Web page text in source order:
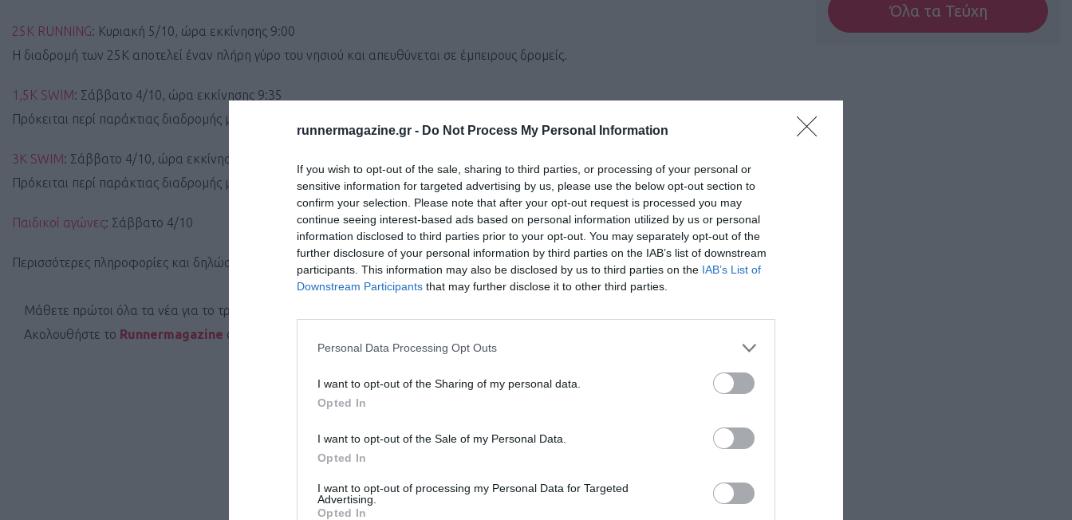
runnermagazine.gr - Do Not Process My Personal Information
If you wish to opt-out of the sale, sharing to third parties, or processing of your personal or
sensitive information for targeted advertising by us, please use the below opt-out section to
confirm your selection. Please note that after your opt-out request is processed you may
continue seeing interest-based ads based on personal information utilized by us or personal
information disclosed to third parties prior to your opt-out. You may separately opt-out of the
further disclosure of your personal information by third parties on the IAB’s list of downstream
participants. This information may also be disclosed by us to third parties on the IAB’s List of
Downstream Participants that may further disclose it to other third parties.
Personal Data Processing Opt Outs
I want to opt-out of the Sharing of my personal data.
Opted In
I want to opt-out of the Sale of my Personal Data.
Opted In
I want to opt-out of processing my Personal Data for Targeted
Advertising.
Opted In
25K RUNNING: Kυριακή 5/10, ώρα εκκίνησης 9:00
Η διαδρομή των 25Κ αποτελεί έναν πλήρη γύρο του νησιού και απευθύνεται σε έμπειρους δρομείς.
1,5Κ SWIM: Σάββατο 4/10, ώρα εκκίνησης 9:35
Πρόκειται περί παράκτιας διαδρομής με κατεύθυνση προς το ξενοδοχείο Spetses.
3K SWIM: Σάββατο 4/10, ώρα εκκίνησης 9:35
Πρόκειται περί παράκτιας διαδρομής με κατεύθυνση προς το ξενοδοχείο Spetses.
Παιδικοί αγώνες: Σάββατο 4/10
Περισσότερες πληροφορίες και δηλώσεις συμμετοχής στην επίσημη ιστοσελίδα της διοργάνωσης: https://spetsesmarathon.com/
Μάθετε πρώτοι όλα τα νέα για το τρέξιμο στην Ελλάδα και τον κόσμο στο
Ακολουθήστε το Runnermagazine σε
Όλα τα Τεύχη